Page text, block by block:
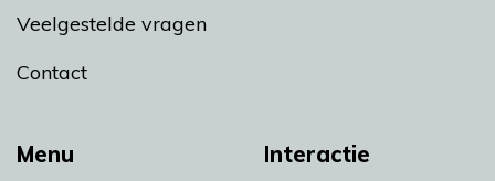
Menu Interactie
Veelgestelde vragen
Contact